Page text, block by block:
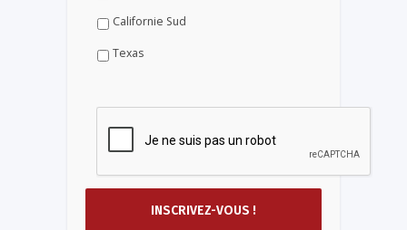
Californie Sud
Texas